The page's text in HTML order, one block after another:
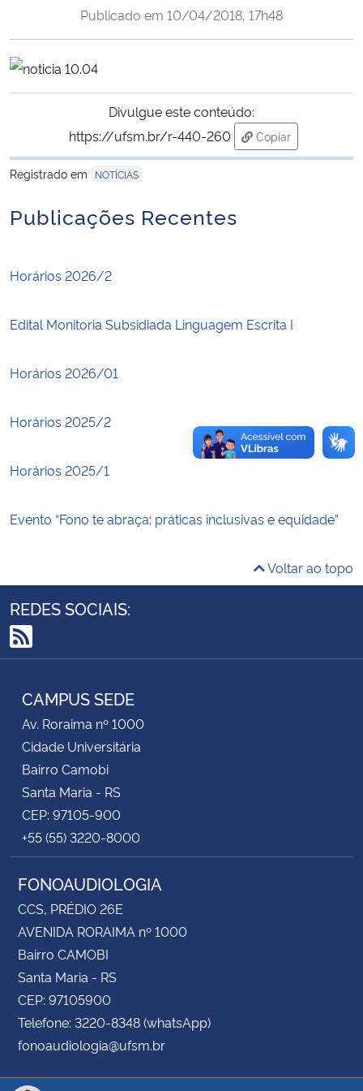
Ministério da Cidadania
Ministério da Saúde
Ministério da Ciência, Tecnologia, Inovações e Comunicações
Ministério do Meio Ambiente
Ministério do Turismo
Ministério do Desenvolvimento Regional
Planalto
Publicado em 10/04/2018, 17h48
Divulgue este conteúdo:
https://ufsm.br/r-440-260
Copiar
para área de
Registrado em
NOTÍCIAS
Publicações Recentes
Horários 2026/2
Edital Monitoria Subsidiada Linguagem Escrita I
Horários 2026/01
Horários 2025/2
Horários 2025/1
Evento “Fono te abraça: práticas inclusivas e equidade”
Voltar ao topo
REDES SOCIAIS:
RSS
CAMPUS SEDE
Av. Roraima nº 1000
Cidade Universitária
Bairro Camobi
Santa Maria - RS
CEP: 97105-900
+55 (55) 3220-8000
FONOAUDIOLOGIA
CCS, PRÉDIO 26E
AVENIDA RORAIMA nº 1000
Bairro CAMOBI
Santa Maria - RS
CEP: 97105900
Telefone: 3220-8348 (whatsApp)
fonoaudiologia@ufsm.br